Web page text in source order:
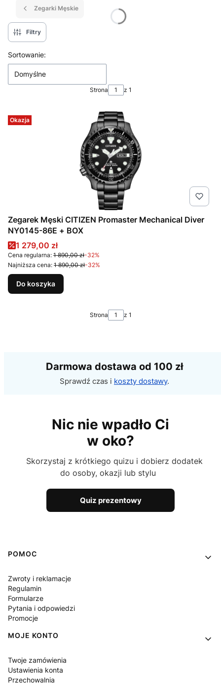
Zegarki Męskie
Filtry
Lista produktów
Sortowanie:
Domyślne
Strona z 1
Okazja
Zegarek Męski CITIZEN Promaster Mechanical Diver
NY0145-86E + BOX
Cena promocyjna
1 279,00 zł
Cena regularna: 1 890,00 zł-32%
Najniższa cena: 1 890,00 zł-32%
Do koszyka
Strona z 1
Darmowa dostawa od 100 zł
Sprawdź czas i koszty dostawy.
Nic nie wpadło Ci
w oko?
Skorzystaj z krótkiego quizu i dobierz dodatek
do osoby, okazji lub stylu
Quiz prezentowy
Linki w stopce
POMOC
Zwroty i reklamacje
Regulamin
Formularze
Pytania i odpowiedzi
Promocje
MOJE KONTO
Twoje zamówienia
Ustawienia konta
Przechowalnia